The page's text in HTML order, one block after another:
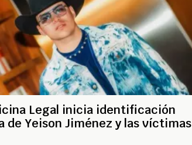
Legal inicia identificación
de Yeison Jiménez y las víctimas